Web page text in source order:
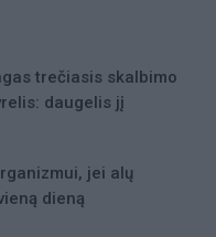
trečiasis skalbimo
daugelis jį
jei alų
dieną